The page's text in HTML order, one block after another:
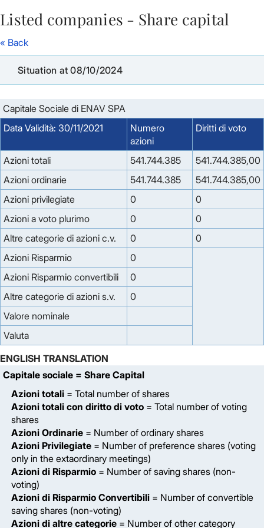
Skip to Main Content
Listed companies - Share capital
« Back
Situation at 08/10/2024
Capitale Sociale di ENAV SPA
Data Validità: 30/11/2021
Numero
azioni
Diritti di voto
Azioni totali 541.744.385
541.744.385,00
Azioni ordinarie
541.744.385
541.744.385,00
Azioni privilegiate
0
0
Azioni a voto plurimo
0
0
Altre categorie di azioni c.v.
0
0
Azioni Risparmio
0
Azioni Risparmio convertibili
0
Altre categorie di azioni s.v.
0
Valore nominale
Valuta
ENGLISH TRANSLATION
Capitale sociale = Share Capital
Azioni totali = Total number of shares
Azioni totali con diritto di voto = Total number of voting
shares
Azioni Ordinarie = Number of ordinary shares
Azioni Privilegiate = Number of preference shares (voting
only in the extaordinary meetings)
Azioni di Risparmio = Number of saving shares (non-
voting)
Azioni di Risparmio Convertibili = Number of convertible
saving shares (non-voting)
Azioni di altre categorie = Number of other category